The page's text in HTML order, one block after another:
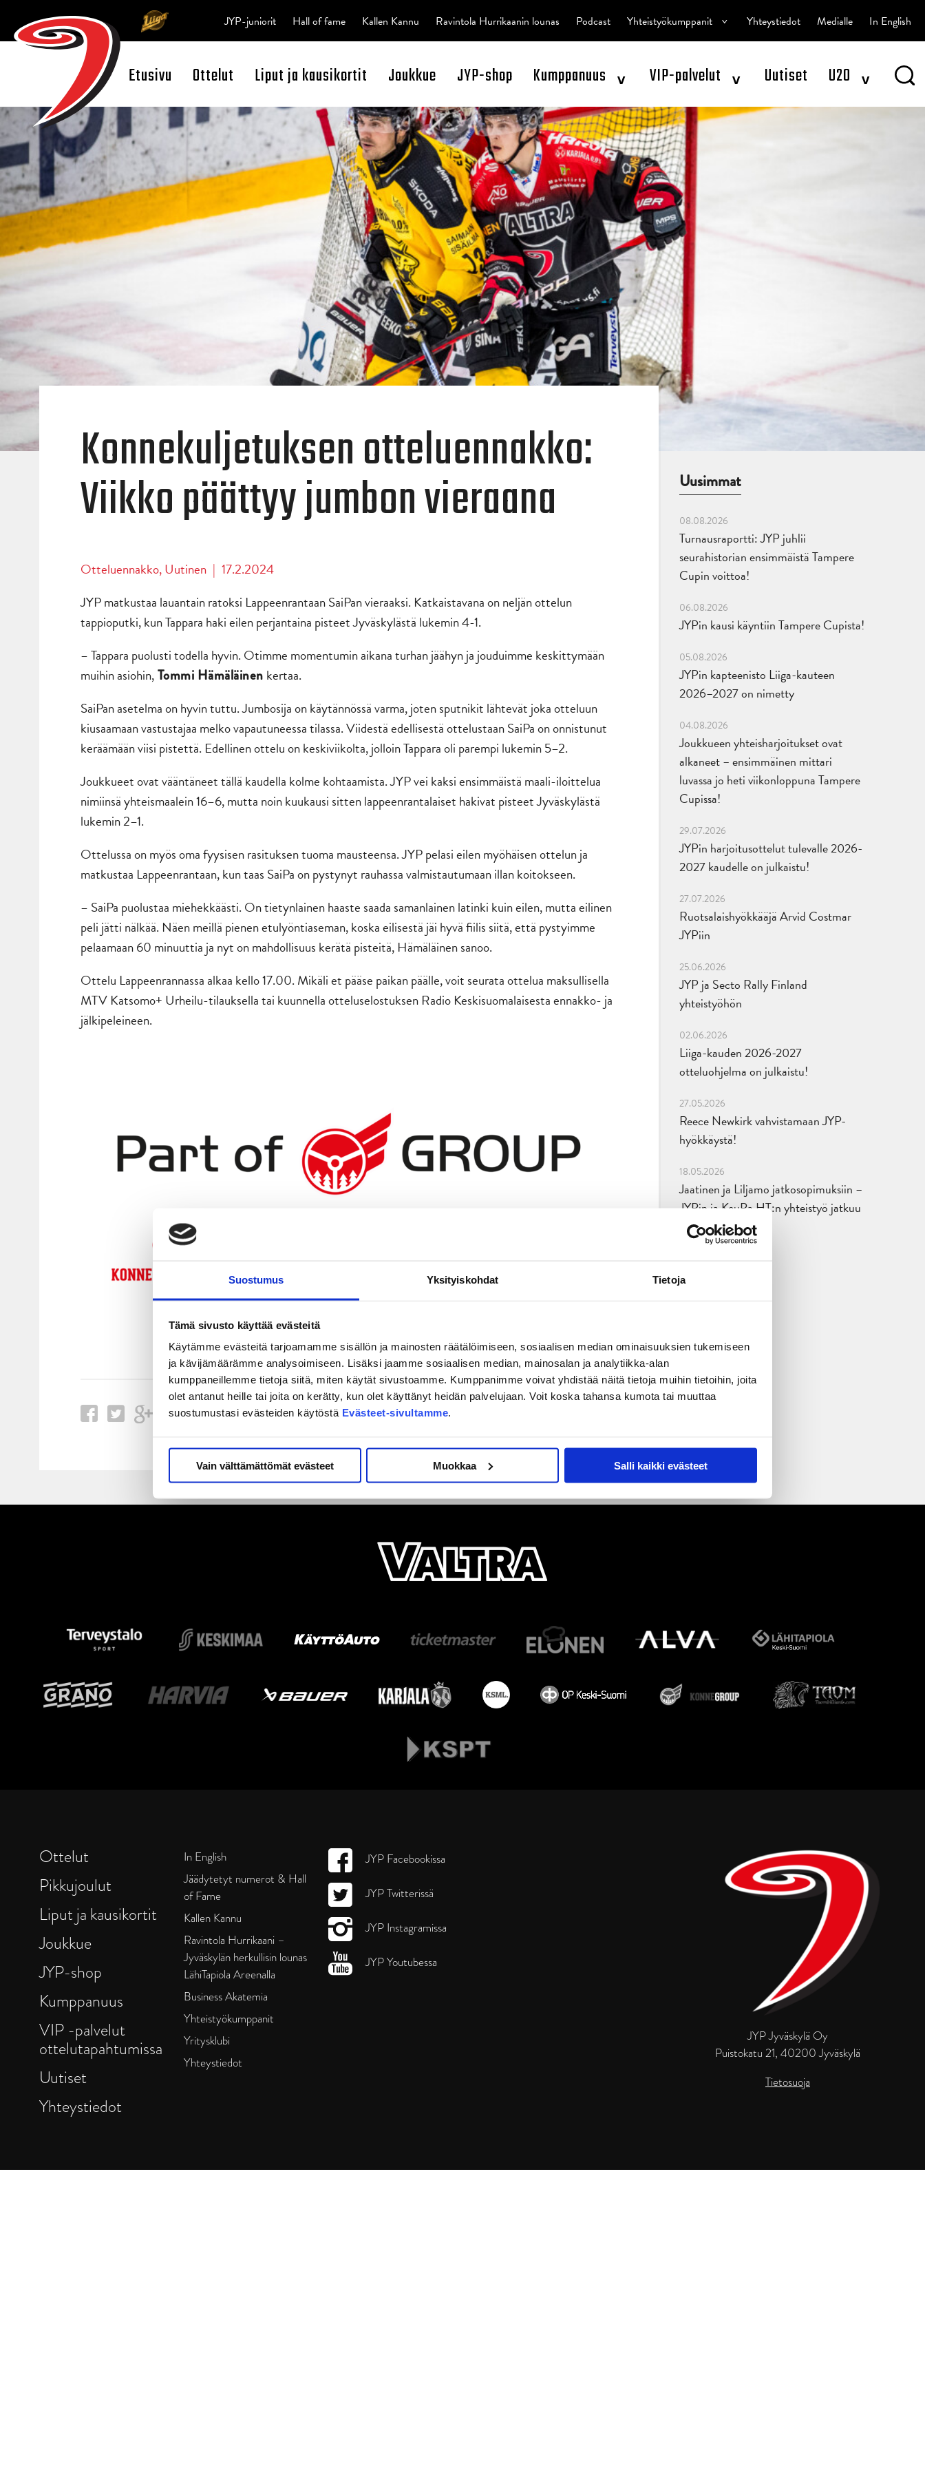
Suostumus Yksityiskohdat Tietoja
Tämä sivusto käyttää evästeitä
Käytämme evästeitä tarjoamamme sisällön ja mainosten räätälöimiseen, sosiaalisen median ominaisuuksien tukemiseen
ja kävijämäärämme analysoimiseen. Lisäksi jaamme sosiaalisen median, mainosalan ja analytiikka-alan
kumppaneillemme tietoja siitä, miten käytät sivustoamme. Kumppanimme voivat yhdistää näitä tietoja muihin tietoihin, joita
olet antanut heille tai joita on kerätty, kun olet käyttänyt heidän palvelujaan. Voit koska tahansa kumota tai muuttaa
suostumustasi evästeiden käytöstä Evästeet-sivultamme.
Vain välttämättömät evästeet Muokkaa Salli kaikki evästeet
Open Search
Etusivu Ottelut Liput ja kausikortit Joukkue JYP-shop Kumppanuus ^ VIP-palvelut ^ Uutiset U20 ^
JYP-juniorit Hall of fame Kallen Kannu Ravintola Hurrikaanin lounas Podcast Yhteistyökumppanit ^ Yhteystiedot Medialle In English
Konnekuljetuksen otteluennakko:
Viikko päättyy jumbon vieraana
Otteluennakko,Uutinen | 17.2.2024
JYP matkustaa lauantain ratoksi Lappeenrantaan SaiPan vieraaksi. Katkaistavana on neljän ottelun
tappioputki, kun Tappara haki eilen perjantaina pisteet Jyväskylästä lukemin 4-1.
– Tappara puolusti todella hyvin. Otimme momentumin aikana turhan jäähyn ja jouduimme keskittymään
muihin asiohin,Tommi Hämäläinen kertaa.
SaiPan asetelma on hyvin tuttu. Jumbosija on käytännössä varma, joten sputnikit lähtevät joka otteluun
kiusaamaan vastustajaa melko vapautuneessa tilassa. Viidestä edellisestä ottelustaan SaiPa on onnistunut
keräämään viisi pistettä. Edellinen ottelu on keskiviikolta, jolloin Tappara oli parempi lukemin 5–2.
Joukkueet ovat vääntäneet tällä kaudella kolme kohtaamista. JYP vei kaksi ensimmäistä maali-iloittelua
nimiinsä yhteismaalein 16–6, mutta noin kuukausi sitten lappeenrantalaiset hakivat pisteet Jyväskylästä
lukemin 2–1.
Ottelussa on myös oma fyysisen rasituksen tuoma mausteensa. JYP pelasi eilen myöhäisen ottelun ja
matkustaa Lappeenrantaan, kun taas SaiPa on pystynyt rauhassa valmistautumaan illan koitokseen.
– SaiPa puolustaa miehekkäästi. On tietynlainen haaste saada samanlainen latinki kuin eilen, mutta eilinen
peli jätti nälkää. Näen meillä pienen etulyöntiaseman, koska eilisestä jäi hyvä fiilis siitä, että pystyimme
pelaamaan 60 minuuttia ja nyt on mahdollisuus kerätä pisteitä, Hämäläinen sanoo.
Ottelu Lappeenrannassa alkaa kello 17.00. Mikäli et pääse paikan päälle, voit seurata ottelua maksullisella
MTV Katsomo+ Urheilu-tilauksella tai kuunnella otteluselostuksen Radio Keskisuomalaisesta ennakko- ja
jälkipeleineen.
Uusimmat
08.08.2026
Turnausraportti: JYP juhlii
seurahistorian ensimmäistä Tampere
Cupin voittoa!
06.08.2026
JYPin kausi käyntiin Tampere Cupista!
05.08.2026
JYPin kapteenisto Liiga-kauteen
2026–2027 on nimetty
04.08.2026
Joukkueen yhteisharjoitukset ovat
alkaneet – ensimmäinen mittari
luvassa jo heti viikonloppuna Tampere
Cupissa!
29.07.2026
JYPin harjoitusottelut tulevalle 2026-
2027 kaudelle on julkaistu!
27.07.2026
Ruotsalaishyökkääjä Arvid Costmar
JYPiin
25.06.2026
JYP ja Secto Rally Finland
yhteistyöhön
02.06.2026
Liiga-kauden 2026-2027
otteluohjelma on julkaistu!
27.05.2026
Reece Newkirk vahvistamaan JYP-
hyökkäystä!
18.05.2026
Jaatinen ja Liljamo jatkosopimuksiin –
JYPin ja KeuPa HT:n yhteistyö jatkuu
JYP Jyväskylä Oy
Puistokatu 21, 40200 Jyväskylä
Tietosuoja
Ottelut
Pikkujoulut
Liput ja kausikortit
Joukkue
JYP-shop
Kumppanuus
VIP -palvelut
ottelutapahtumissa
Uutiset
Yhteystiedot
In English
Jäädytetyt numerot & Hall
of Fame
Kallen Kannu
Ravintola Hurrikaani –
Jyväskylän herkullisin lounas
LähiTapiola Areenalla
Business Akatemia
Yhteistyökumppanit
Yritysklubi
Yhteystiedot
JYP Facebookissa
JYP Twitterissä
JYP Instagramissa
JYP Youtubessa